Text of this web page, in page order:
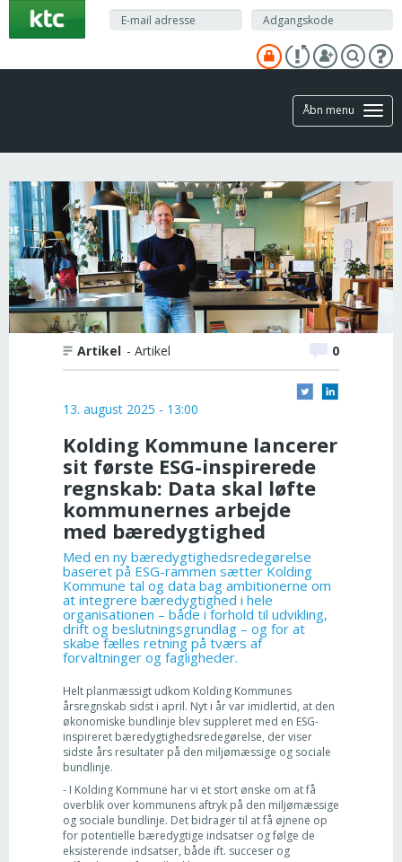
hovedindhold
Åbn menu
Artikel - Artikel 0
13. august 2025 - 13:00
Kolding Kommune lancerer
sit første ESG-inspirerede
regnskab: Data skal løfte
kommunernes arbejde
med bæredygtighed
Med en ny bæredygtighedsredegørelse
baseret på ESG-rammen sætter Kolding
Kommune tal og data bag ambitionerne om
at integrere bæredygtighed i hele
organisationen – både i forhold til udvikling,
drift og beslutningsgrundlag – og for at
skabe fælles retning på tværs af
forvaltninger og fagligheder.
Helt planmæssigt udkom Kolding Kommunes
årsregnskab sidst i april. Nyt i år var imidlertid, at den
økonomiske bundlinje blev suppleret med en ESG-
inspireret bæredygtighedsredegørelse, der viser
sidste års resultater på den miljømæssige og sociale
bundlinje.
- I Kolding Kommune har vi et stort ønske om at få
overblik over kommunens aftryk på den miljømæssige
og sociale bundlinje. Det bidrager til at få øjnene op
for potentielle bæredygtige indsatser og følge de
eksisterende indsatser, både ift. succeser og